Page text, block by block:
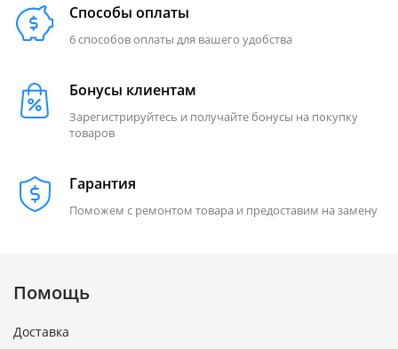
Способы оплаты
6 способов оплаты для вашего удобства
Бонусы клиентам
Зарегистрируйтесь и получайте бонусы на покупку
товаров
Гарантия
Поможем с ремонтом товара и предоставим на замену
Помощь
Доставка